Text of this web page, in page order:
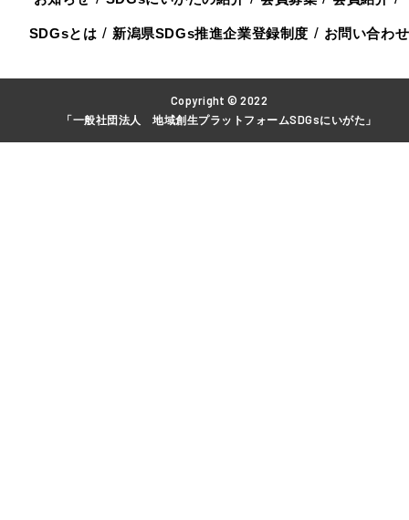
SDGsとは 新潟県SDGs推進企業登録制度 お問い合わせ
Copyright © 2022
「一般社団法人 地域創生プラットフォームSDGsにいがた」